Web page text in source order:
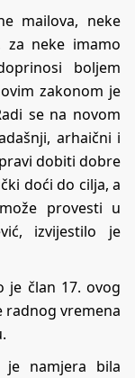
mailova, neke
za neke imamo
boljem
zakonom je
se na novom
arhaični i
dobiti dobre
doći do cilja, a
provesti u
izvijestilo je
je član 17. ovog
radnog vremena
je namjera bila